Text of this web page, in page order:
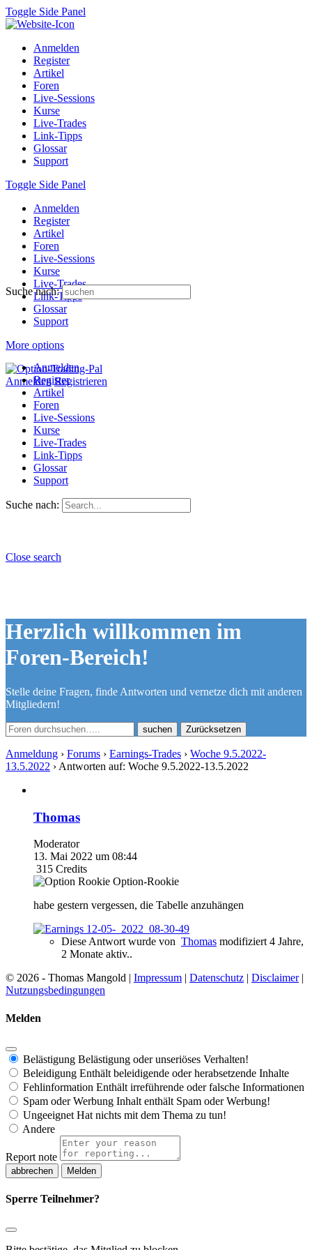
Toggle Side Panel
Anmelden
Register
Artikel
Foren
Live-Sessions
Kurse
Live-Trades
Link-Tipps
Glossar
Support
Toggle Side Panel
Anmelden
Register
Artikel
Foren
Live-Sessions
Kurse
Live-Trades
Link-Tipps
Glossar
Support
More options
Anmelden Registrieren
Suche nach:
Anmelden
Register
Artikel
Foren
Live-Sessions
Kurse
Live-Trades
Link-Tipps
Glossar
Support
Suche nach:
Close search
Herzlich willkommen im
Foren-Bereich!
Stelle deine Fragen, finde Antworten und vernetze dich mit anderen
Mitgliedern!
Zurücksetzen
Anmeldung › Forums › Earnings-Trades › Woche 9.5.2022-
13.5.2022 › Antworten auf: Woche 9.5.2022-13.5.2022
Thomas
Moderator
13. Mai 2022 um 08:44
315 Credits
Option-Rookie
habe gestern vergessen, die Tabelle anzuhängen
Diese Antwort wurde von Thomas modifiziert 4 Jahre,
2 Monate aktiv..
© 2026 - Thomas Mangold | Impressum | Datenschutz | Disclaimer|
Nutzungsbedingungen
Melden
Belästigung Belästigung oder unseriöses Verhalten!
Beleidigung Enthält beleidigende oder herabsetzende Inhalte
Fehlinformation Enthält irreführende oder falsche Informationen
Spam oder Werbung Inhalt enthält Spam oder Werbung!
Ungeeignet Hat nichts mit dem Thema zu tun!
Andere
Report note
Melden
Sperre Teilnehmer?